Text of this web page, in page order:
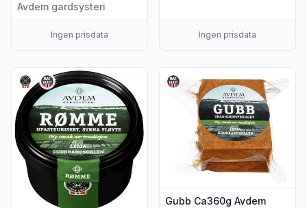
Avdem gardsysteri
Ingen prisdata Ingen prisdata
Vis flere detaljer for produktet "Rømme 250g Avdem"
Gubb Ca360g Avdem
Vis flere detaljer for